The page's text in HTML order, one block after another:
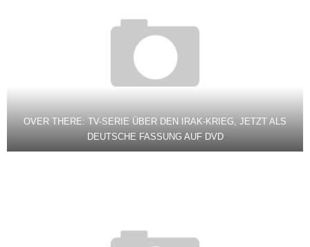
OVER THERE: TV-SERIE ÜBER DEN IRAK-KRIEG, JETZT ALS
DEUTSCHE FASSUNG AUF DVD